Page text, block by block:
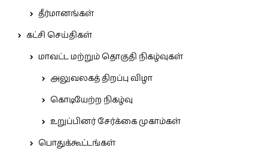
தீர்மானங்கள்
கட்சி செய்திகள்
மாவட்ட மற்றும் தொகுதி நிகழ்வுகள்
அலுவலகத் திறப்பு விழா
கொடியேற்ற நிகழ்வு
உறுப்பினர் சேர்க்கை முகாம்கள்
பொதுக்கூட்டங்கள்